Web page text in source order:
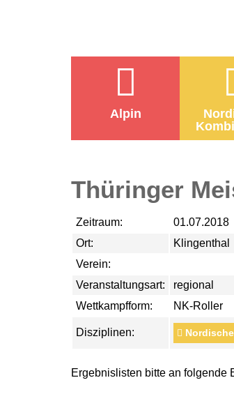
Alpin
Thüringer
Zeitraum:
01.07.2018
Ort:
Klingenthal
Verein:
Veranstaltungsart:
regional
Wettkampfform:
NK-Roller
Disziplinen:
Ergebnislisten bitte an folgende